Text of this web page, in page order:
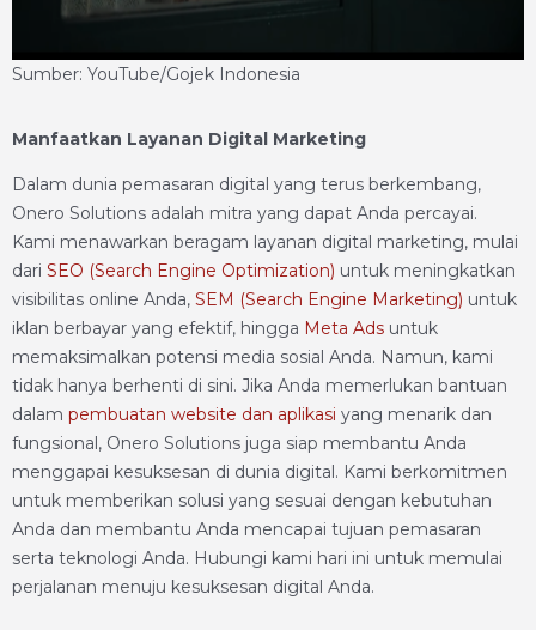
Sumber: YouTube/Gojek Indonesia
Manfaatkan Layanan Digital Marketing
Dalam dunia pemasaran digital yang terus berkembang,
Onero Solutions adalah mitra yang dapat Anda percayai.
Kami menawarkan beragam layanan digital marketing, mulai
dari SEO (Search Engine Optimization) untuk meningkatkan
visibilitas online Anda, SEM (Search Engine Marketing) untuk
iklan berbayar yang efektif, hingga Meta Ads untuk
memaksimalkan potensi media sosial Anda. Namun, kami
tidak hanya berhenti di sini. Jika Anda memerlukan bantuan
dalam pembuatan website dan aplikasi yang menarik dan
fungsional, Onero Solutions juga siap membantu Anda
menggapai kesuksesan di dunia digital. Kami berkomitmen
untuk memberikan solusi yang sesuai dengan kebutuhan
Anda dan membantu Anda mencapai tujuan pemasaran
serta teknologi Anda. Hubungi kami hari ini untuk memulai
perjalanan menuju kesuksesan digital Anda.